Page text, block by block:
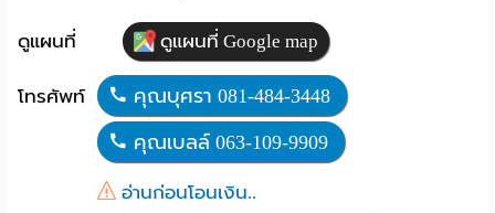
ดูแผนที่ ดูแผนที่ Google map
โทรศัพท์ คุณบุศรา 081-484-3448
คุณเบลล์ 063-109-9909
อ่านก่อนโอนเงิน..